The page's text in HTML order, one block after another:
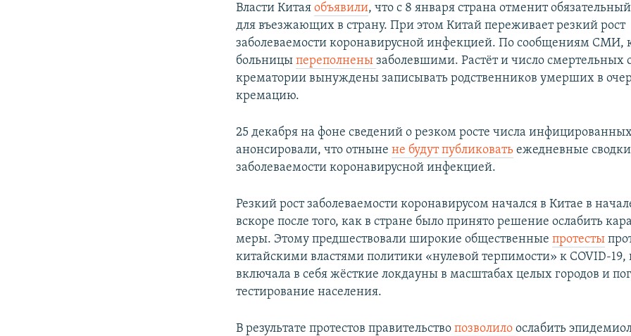
Власти Китаяобъявили, что с 8 января страна отменит
для въезжающих в страну. При этом Китай переживает резкий рост
заболеваемости коронавирусной инфекцией. По сообщениям СМИ,
больницыпереполненызаболевшими. Растёт и число смертельных
крематории вынуждены записывать родственников умерших в
кремацию.
25 декабря на фоне сведений о резком росте числа
анонсировали, что отнынене будут публиковать ежедневные
заболеваемости коронавирусной инфекцией.
Резкий рост заболеваемости коронавирусом начался в Китае в
вскоре после того, как в стране было принято решение ослабить
меры. Этому предшествовали широкие общественныепротесты
китайскими властями политики «нулевой терпимости» к COVID-19,
включала в себя жёсткие локдауны в масштабах целых городов и
тестирование населения.
В результате протестов правительствопозволилоослабить